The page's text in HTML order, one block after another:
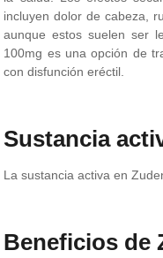
incluyen dolor de cabeza,
aunque estos suelen ser
100mg es una opción de
con disfunción eréctil.
Sustancia
La sustancia activa en
Beneficios de